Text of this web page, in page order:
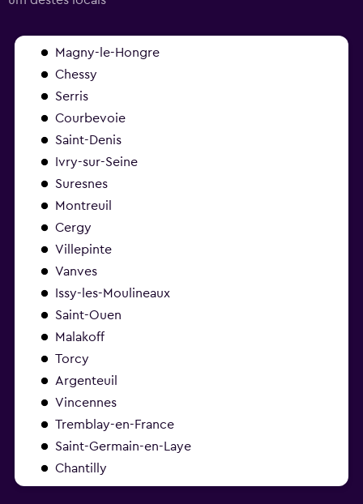
Magny-le-Hongre
Chessy
Serris
Courbevoie
Saint-Denis
Ivry-sur-Seine
Suresnes
Montreuil
Cergy
Villepinte
Vanves
Issy-les-Moulineaux
Saint-Ouen
Malakoff
Torcy
Argenteuil
Vincennes
Tremblay-en-France
Saint-Germain-en-Laye
Chantilly